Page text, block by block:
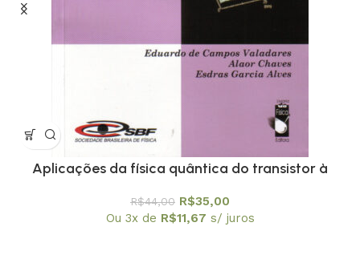
Aplicações da física quântica do transistor à
/ SBF
R$44,00 R$35,00
Ou 3x de R$11,67 s/ juros